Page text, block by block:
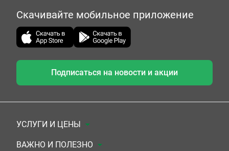
Скачивайте мобильное приложение
Подписаться на новости и акции
УСЛУГИ И ЦЕНЫ
Анализы
ВАЖНО И ПОЛЕЗНО